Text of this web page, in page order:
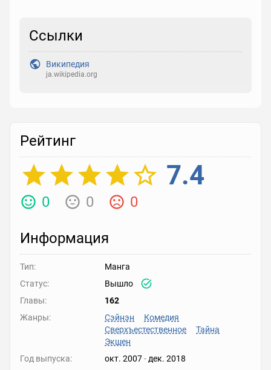
Выберите реакцию
Ссылки
Википедия
ja.wikipedia.org
Рейтинг
7.4
0 0 0
Информация
Тип:
Манга
Статус:
Вышло
Главы:
162
Жанры:
Сэйнэн
Комедия
Сверхъестественное
Тайна
Экшен
Год выпуска:
окт. 2007- дек. 2018